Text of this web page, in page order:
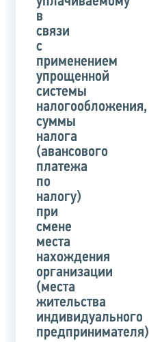
в
связи
с
применением
упрощенной
системы
налогообложения,
суммы
налога
(авансового
платежа
по
налогу)
при
смене
места
нахождения
организации
(места
жительства
индивидуального
предпринимателя)